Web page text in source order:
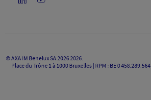
©AXA IM Benelux SA 20262026.
Place du Trône 1 à 1000 Bruxelles | RPM : BE 0 458.289.564